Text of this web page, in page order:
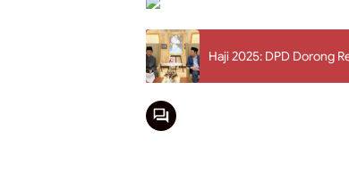
Haji 2025: DPD Dorong